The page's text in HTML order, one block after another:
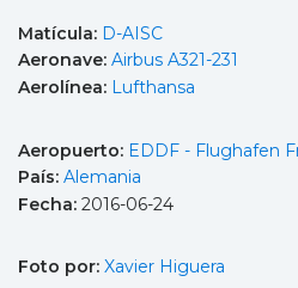
Matícula: D-AISC
Aeronave: Airbus A321-231
Aerolínea: Lufthansa
Aeropuerto: EDDF - Flughafen
País: Alemania
Fecha: 2016-06-24
Foto por: Xavier Higuera